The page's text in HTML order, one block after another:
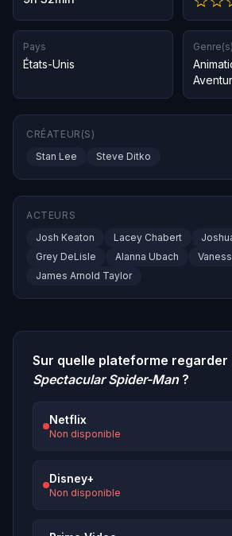
Pays
États-Unis
Genre(s)
CRÉATEUR(S)
Stan Lee
Steve Ditko
ACTEURS
Josh Keaton
Lacey Chabert
Grey DeLisle
Alanna Ubach
James Arnold Taylor
Sur quelle plateforme regarder
Spectacular Spider-Man?
Netflix
Non disponible
Disney+
Non disponible